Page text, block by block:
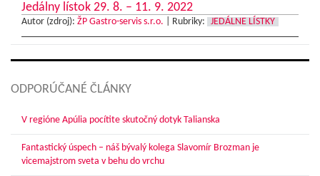
Jedálny lístok 29. 8. – 11. 9. 2022
Autor (zdroj): ŽP Gastro-servis s.r.o. Rubriky: JEDÁLNE LÍSTKY
ODPORÚČANÉ ČLÁNKY
V regióne Apúlia pocítite skutočný dotyk Talianska
Fantastický úspech – náš bývalý kolega Slavomír Brozman je
vicemajstrom sveta v behu do vrchu